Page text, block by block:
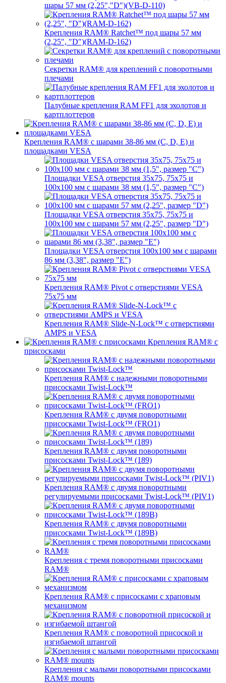
шары 57 мм (2,25","D")(VB-D-110)
Крепления RAM® Ratchet™ под шары 57 мм
(2,25", "D")(RAM-D-162)
Секретки RAM® для креплений с поворотными
плечами
Палубные крепления RAM FF1 для эхолотов и
картплоттеров
Крепления RAM® с шарами 38-86 мм (C, D, E) и
площадками VESA
Площадки VESA отверстия 35x75, 75x75 и
100x100 мм с шарами 38 мм (1,5", размер "C")
Площадки VESA отверстия 35х75, 75x75 и
100x100 мм с шарами 57 мм (2,25", размер "D")
Площадки VESA отверстия 100x100 мм с шарами
86 мм (3,38", размер "E")
Крепления RAM® Pivot с отверстиями VESA
75x75 мм
Крепления RAM® Slide-N-Lock™ с отверстиями
AMPS и VESA
Крепления RAM® с
присосками
Крепления RAM® с надежными поворотными
присосками Twist-Lock™
Крепления RAM® с двумя поворотными
присосками Twist-Lock™ (FRO1)
Крепления RAM® с двумя поворотными
присосками Twist-Lock™ (189)
Крепления RAM® с двумя поворотными
регулируемыми присосками Twist-Lock™ (PIV1)
Крепления RAM® с двумя поворотными
присосками Twist-Lock™ (189B)
Крепления с тремя поворотными присосками
RAM®
Крепления RAM® с присосками с храповым
механизмом
Крепления RAM® с поворотной присоской и
изгибаемой штангой
Крепления с малыми поворотными присосками
RAM® mounts